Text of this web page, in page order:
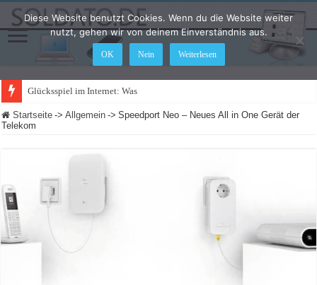
Glücksspiel im Internet: Was ändert sich 2021
Startseite -> Allgemein -> Speedport Neo – Neues All in One Gerät der
Telekom
Diese Website benutzt Cookies. Wenn du die Website weiter
nutzt, gehen wir von deinem Einverständnis aus.
OK Nein Weiterlesen